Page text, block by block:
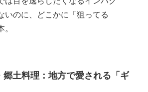
いのに、どこかに「狙ってる
。
郷土料理：地方で愛される「ギ